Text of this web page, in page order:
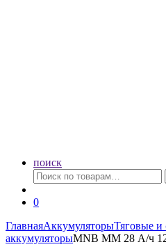
поиск
Искать:
0
ГлавнаяАккумуляторыТяговые и
аккумуляторыMNB MM 28 А/ч